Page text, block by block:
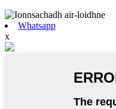
Whatsapp
x